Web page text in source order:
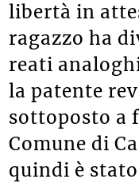
libertà in
ragazzo ha
reati
la patente
sottoposto a
Comune di
quindi è